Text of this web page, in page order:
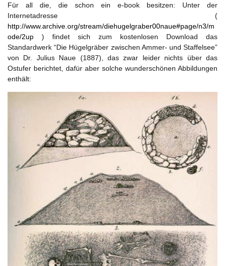
Für all die, die schon ein e-book besitzen: Unter der
Internetadresse (
http://www.archive.org/stream/diehugelgraber00naue#page/n3/m
ode/2up ) findet sich zum kostenlosen Download das
Standardwerk “Die Hügelgräber zwischen Ammer- und Staffelsee”
von Dr. Julius Naue (1887), das zwar leider nichts über das
Ostufer berichtet, dafür aber solche wunderschönen Abbildungen
enthält: